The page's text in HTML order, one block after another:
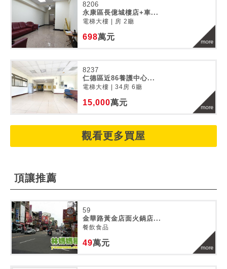
8206
永康區長億城樓店+車...
電梯大樓 | 房 2廳
698萬元
8237
仁德區近86養護中心...
電梯大樓 | 34房 6廳
15,000萬元
觀看更多買屋
頂讓推薦
59
金華路黃金店面火鍋店...
餐飲食品
49萬元